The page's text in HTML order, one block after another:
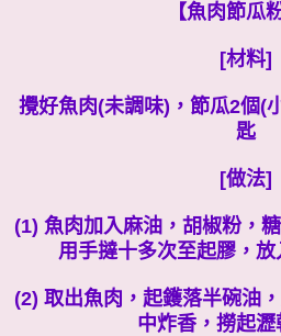
【魚肉節瓜
[材料]
攪好魚肉(未調味)，節瓜2個(
匙
[做法]
(1) 魚肉加入麻油，胡椒粉，
用手撻十多次至起膠，放
(2) 取出魚肉，起鑊落半碗油
中炸香，撈起瀝